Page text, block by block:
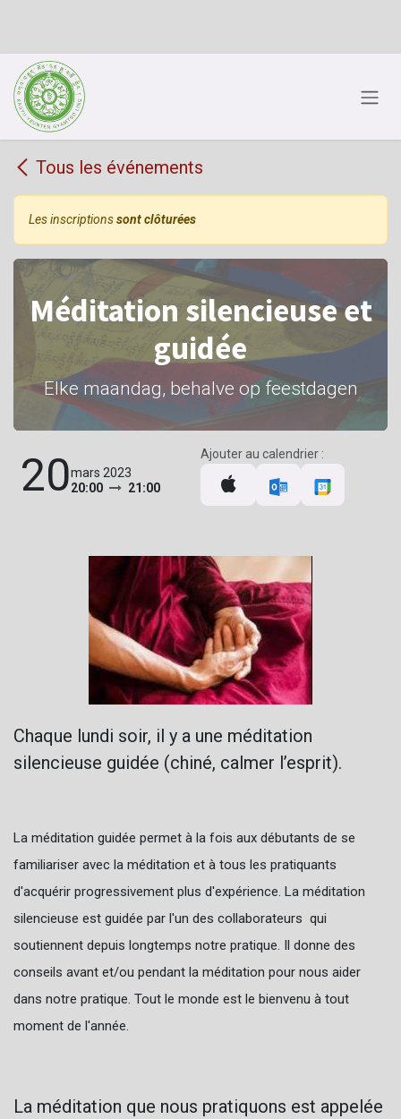
Se rendre au contenu
Tous les événements
Les inscriptionssont clôturées
Méditation silencieuse et
guidée
Elke maandag, behalve op feestdagen
20mars 2023
20:00
21:00
Ajouter au calendrier :
Chaque lundi soir, il y a une méditation
silencieuse guidée (chiné, calmer l’esprit).
La méditation guidée permet à la fois aux débutants de se
familiariser avec la méditation et à tous les pratiquants
d'acquérir progressivement plus d'expérience. La méditation
silencieuse est guidée par l'un des collaborateurs qui
soutiennent depuis longtemps notre pratique. Il donne des
conseils avant et/ou pendant la méditation pour nous aider
dans notre pratique. Tout le monde est le bienvenu à tout
moment de l'année.
La méditation que nous pratiquons est appelée